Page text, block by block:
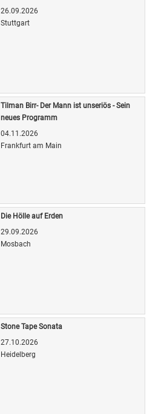
26.09.2026
Stuttgart
Tilman Birr- Der Mann ist unseriös - Sein
neues Programm
04.11.2026
Frankfurt am Main
Die Hölle auf Erden
29.09.2026
Mosbach
Stone Tape Sonata
27.10.2026
Heidelberg